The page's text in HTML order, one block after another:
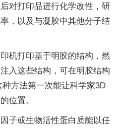
对打印品进行化学改性，研
，以及与凝胶中其他分子结
机打印基于明胶的结构，然
入这些结构，可在明胶结构
方法第一次能让科学家3D
位置。
子或生物活性蛋白质能以任